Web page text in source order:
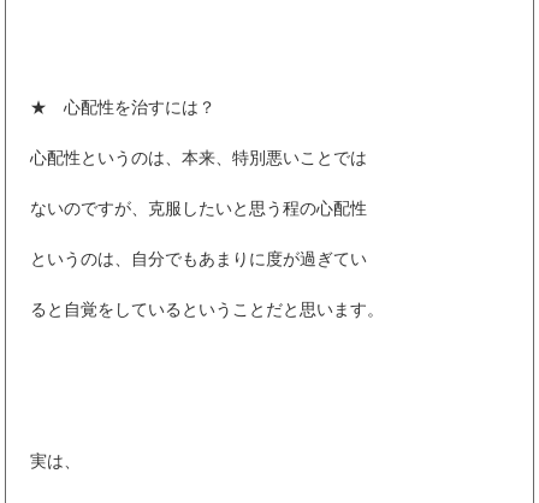
★ 心配性を治すには？
心配性というのは、本来、特別悪いことでは
ないのですが、克服したいと思う程の心配性
というのは、自分でもあまりに度が過ぎてい
ると自覚をしているということだと思います。
実は、